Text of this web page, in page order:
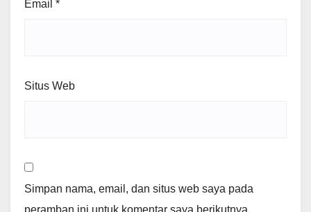
Email *
Situs Web
Simpan nama, email, dan situs web saya pada
peramban ini untuk komentar saya berikutnya.